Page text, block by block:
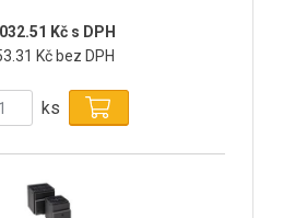
Kč s DPH
Kč bez DPH
ks